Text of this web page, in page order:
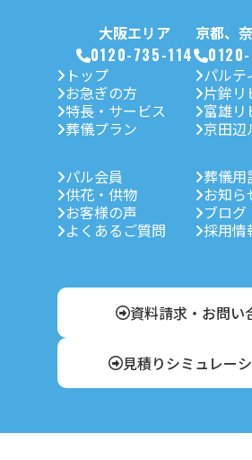
大阪エリア
0120-735-114
京都、
トップ
お急ぎの方
特長・サービス
葬儀プラン
パルテ
片鉾リ
富雄リ
京田辺
パル会員
供花・供物
お客様の声
よくあるご質問
葬儀用
お知ら
ブロ
採用情
資料請求・お問い
見積りシミュレー